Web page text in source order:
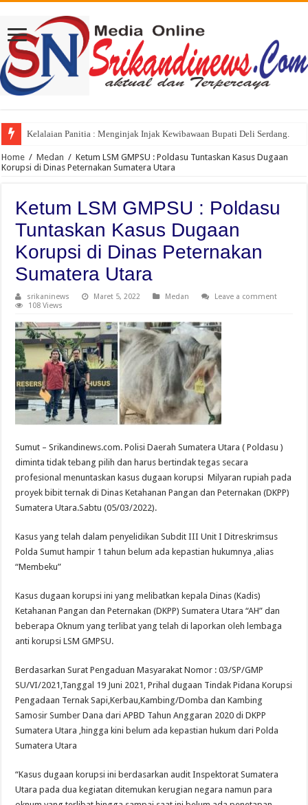
Kelalaian Panitia : Menginjak Injak Kewibawaan Bupati Deli Serdang.
Home / Medan / Ketum LSM GMPSU : Poldasu Tuntaskan Kasus Dugaan
Korupsi di Dinas Peternakan Sumatera Utara
Ketum LSM GMPSU : Poldasu
Tuntaskan Kasus Dugaan
Korupsi di Dinas Peternakan
Sumatera Utara
srikaninews Maret 5, 2022 Medan
Leave a comment
108 Views
Sumut – Srikandinews.com. Polisi Daerah Sumatera Utara ( Poldasu )
diminta tidak tebang pilih dan harus bertindak tegas secara
profesional menuntaskan kasus dugaan korupsi Milyaran rupiah pada
proyek bibit ternak di Dinas Ketahanan Pangan dan Peternakan (DKPP)
Sumatera Utara.Sabtu (05/03/2022).
Kasus yang telah dalam penyelidikan Subdit III Unit I Ditreskrimsus
Polda Sumut hampir 1 tahun belum ada kepastian hukumnya ,alias
“Membeku”
Kasus dugaan korupsi ini yang melibatkan kepala Dinas (Kadis)
Ketahanan Pangan dan Peternakan (DKPP) Sumatera Utara “AH” dan
beberapa Oknum yang terlibat yang telah di laporkan oleh lembaga
anti korupsi LSM GMPSU.
Berdasarkan Surat Pengaduan Masyarakat Nomor : 03/SP/GMP
SU/VI/2021,Tanggal 19 Juni 2021, Prihal dugaan Tindak Pidana Korupsi
Pengadaan Ternak Sapi,Kerbau,Kambing/Domba dan Kambing
Samosir Sumber Dana dari APBD Tahun Anggaran 2020 di DKPP
Sumatera Utara ,hingga kini belum ada kepastian hukum dari Polda
Sumatera Utara
“Kasus dugaan korupsi ini berdasarkan audit Inspektorat Sumatera
Utara pada dua kegiatan ditemukan kerugian negara namun para